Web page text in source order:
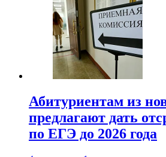
Абитуриентам из
предлагают дать
по ЕГЭ до 2026 года